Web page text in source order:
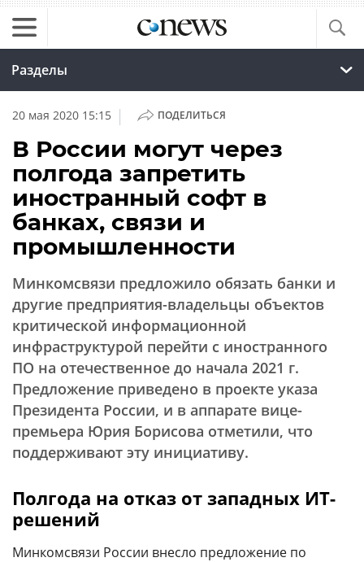
Разделы
20 мая 2020 15:15 | ПОДЕЛИТЬСЯ
В России могут через
полгода запретить
иностранный софт в
банках, связи и
промышленности
Минкомсвязи предложило обязать банки и
другие предприятия-владельцы объектов
критической информационной
инфраструктурой перейти с иностранного
ПО на отечественное до начала 2021 г.
Предложение приведено в проекте указа
Президента России, и в аппарате вице-
премьера Юрия Борисова отметили, что
поддерживают эту инициативу.
Полгода на отказ от западных ИТ-
решений
Минкомсвязи России внесло предложение по